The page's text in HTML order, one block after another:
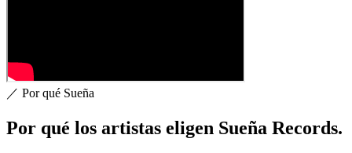
／ Por qué Sueña
Por qué los artistas eligen Sueña Records.